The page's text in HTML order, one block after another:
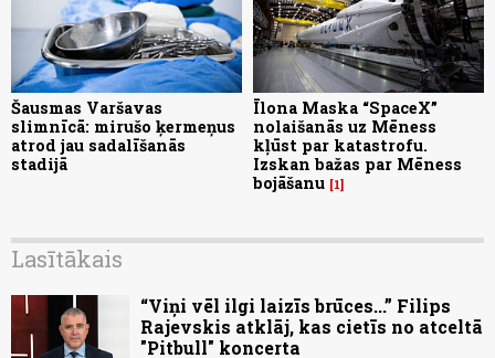
Šausmas Varšavas
slimnīcā: mirušo ķermeņus
atrod jau sadalīšanās
stadijā
Īlona Maska “SpaceX”
nolaišanās uz Mēness
kļūst par katastrofu.
Izskan bažas par Mēness
bojāšanu 1
Lasītākais
“Viņi vēl ilgi laizīs brūces...” Filips
Rajevskis atklāj, kas cietīs no atceltā
"Pitbull" koncerta